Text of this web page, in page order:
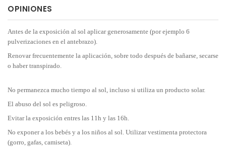
OPINIONES
Antes de la exposición al sol aplicar generosamente (por ejemplo 6
pulverizaciones en el antebrazo).
Renovar frecuentemente la aplicación, sobre todo después de bañarse, secarse
o haber transpirado.
No permanezca mucho tiempo al sol, incluso si utiliza un producto solar.
El abuso del sol es peligroso.
Evitar la exposición entres las 11h y las 16h.
No exponer a los bebés y a los niños al sol. Utilizar vestimenta protectora
(gorro, gafas, camiseta).